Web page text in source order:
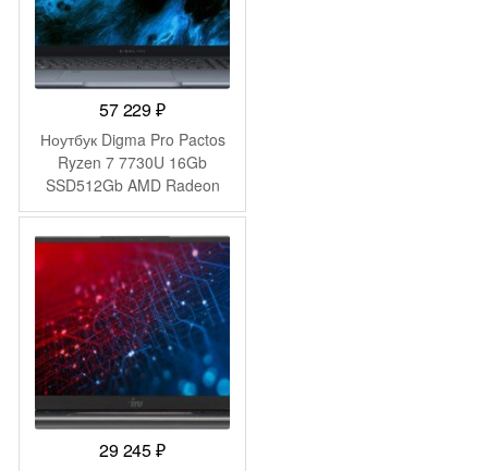
57 229₽
Ноутбук Digma Pro Pactos
Ryzen 7 7730U 16Gb
SSD512Gb AMD Radeon
Graphics 16″ IPS WUXGA
(1920×1200) Windows 11
Pro dk.grey WiFi BT Cam
5500mAh (DN16R7-
ADXW03)
29 245₽